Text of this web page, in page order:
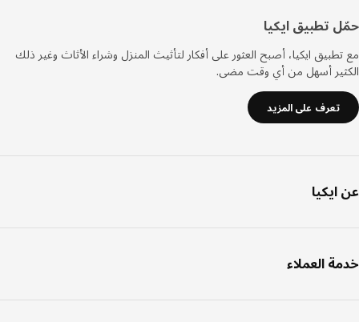
تطبيق ايكيا
ايكيا، أصبح العثور على أفكار لتأثيث المنزل وشراء الأثاث وغير ذلك
أسهل من أي وقت مضى.
تعرف على المزيد
العملاء